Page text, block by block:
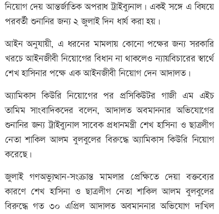
নিয়োগ দেয় আন্তর্জাতিক অপরাধ ট্রাইব্যুনাল। একই সঙ্গে এ বিষয়ে
পরবর্তী শুনানির জন্য ২ জুলাই দিন ধার্য করা হয়।
আইন অনুযায়ী, এ ধরনের মামলায় কোনো পক্ষের জন্য সরকারি
খরচে আইনজীবী নিয়োগের বিধান না থাকলেও ন্যায়বিচারের স্বার্থে
শেখ হাসিনার পক্ষে এক আইনজীবী নিয়োগ দেন আদালত।
অ্যামিকাস কিউরি নিয়োগের পর প্রসিকিউটর গাজী এম এইচ
তামিম সাংবাদিকদের বলেন, আদালত অবমাননার অভিযোগের
শুনানির জন্য ট্রাইব্যুনাল সাবেক প্রধানমন্ত্রী শেখ হাসিনা ও ছাত্রলীগ
নেতা শাকিল আলম বুলবুলের বিরুদ্ধে অ্যামিকাস কিউরি নিয়োগ
করেছে।
জুলাই গণঅভ্যুত্থান-সংক্রান্ত মামলার প্রেক্ষিতে দেয়া বক্তব্যের
কারণে শেখ হাসিনা ও ছাত্রলীগ নেতা শাকিল আলম বুলবুলের
বিরুদ্ধে গত ৩০ এপ্রিল আদালত অবমাননার অভিযোগ দাখিল